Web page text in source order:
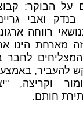
על הבוקר:
ואבי
רווחה
מארחת הינו
לחבר
להעביר,
וקריצה,
חותם.